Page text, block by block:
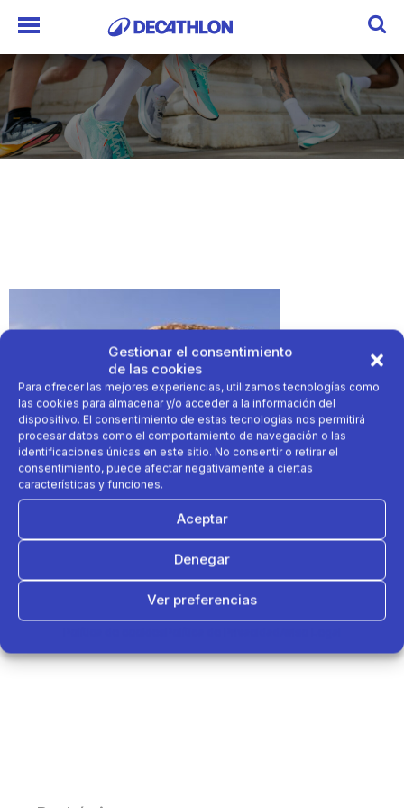
Gestionar el consentimiento
de las cookies
Para ofrecer las mejores experiencias, utilizamos tecnologías como
las cookies para almacenar y/o acceder a la información del
dispositivo. El consentimiento de estas tecnologías nos permitirá
procesar datos como el comportamiento de navegación o las
identificaciones únicas en este sitio. No consentir o retirar el
consentimiento, puede afectar negativamente a ciertas
características y funciones.
Aceptar
Denegar
Ver preferencias